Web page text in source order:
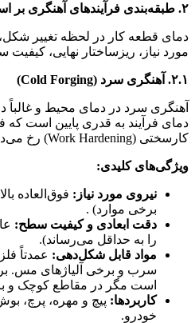
۲. طبقه‌بندی فرآیندهای آهنگری بر اساس دمای کار
دمای قطعه کار در لحظه تغییر شکل،
مورد نیاز، ریزساختار نهایی،
۲.۱. آهنگری سرد (Cold Forging)
آهنگری سرد در دمای محیط و غالباً
دمای فرآیند به قدری پایین است که
کارسختی (Work Hardening) رخ می‌دهد .
ویژگی‌های کلیدی:
نیروی مورد نیاز:
برخی موارد) .
دقت ابعادی و کیفیت سطح:
را به حداقل می‌رساند).
مواد قابل شکل‌دهی: عمدتاً
سرب و برخی آلیاژهای مس.
است مگر در مقاطع کوچک و با
کاربردها: پیچ و مهره، پرچ،
خودرو.